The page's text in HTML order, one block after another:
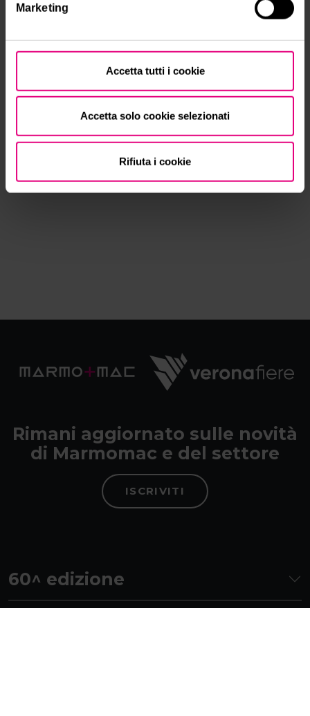
Marketing
Accetta tutti i cookie
Accetta solo cookie selezionati
Rifiuta i cookie
Rimani aggiornato sulle novità
di Marmomac e del settore
ISCRIVITI
60^ edizione